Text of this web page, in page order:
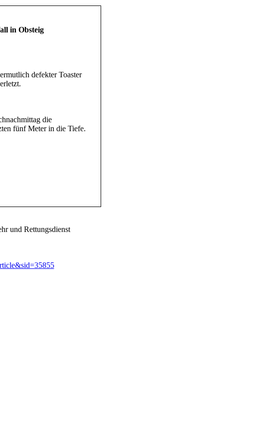
in Obsteig
defekter Toaster
die
fünf Meter in die Tiefe.
und Rettungsdienst